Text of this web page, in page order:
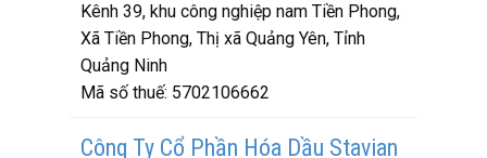
Kênh 39, khu công nghiệp nam Tiền Phong,
Xã Tiền Phong, Thị xã Quảng Yên, Tỉnh
Quảng Ninh
Mã số thuế: 5702106662
Công Ty Cổ Phần Hóa Dầu Stavian